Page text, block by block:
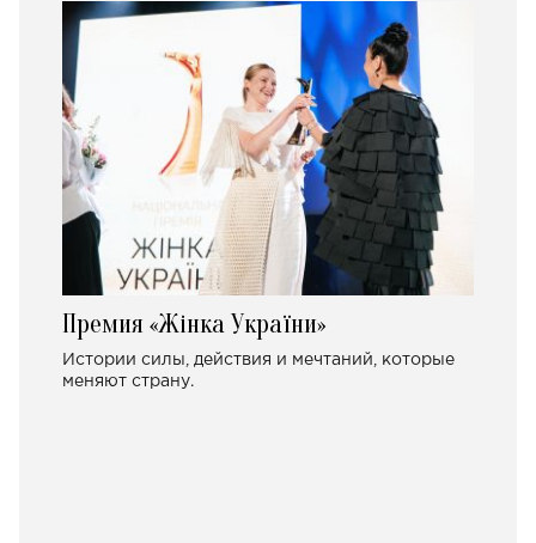
Премия «Жінка України»
Истории силы, действия и мечтаний, которые
меняют страну.